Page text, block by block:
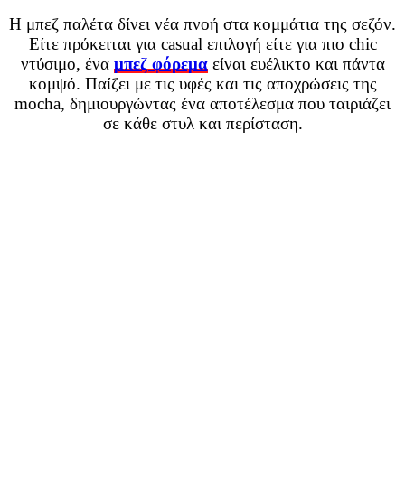
Η μπεζ παλέτα δίνει νέα πνοή στα κομμάτια της σεζόν.
Είτε πρόκειται για casual επιλογή είτε για πιο chic
ντύσιμο, ένα μπεζ φόρεμαείναι ευέλικτο και πάντα
κομψό. Παίζει με τις υφές και τις αποχρώσεις της
mocha, δημιουργώντας ένα αποτέλεσμα που ταιριάζει
σε κάθε στυλ και περίσταση.